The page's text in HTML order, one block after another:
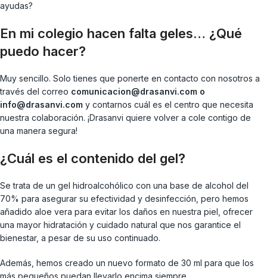
ayudas?
En mi colegio hacen falta geles… ¿Qué
puedo hacer?
Muy sencillo. Solo tienes que ponerte en contacto con nosotros a
través del correo comunicacion@drasanvi.com o
info@drasanvi.com y contarnos cuál es el centro que necesita
nuestra colaboración. ¡Drasanvi quiere volver a cole contigo de
una manera segura!
¿Cuál es el contenido del gel?
Se trata de un gel hidroalcohólico con una base de alcohol del
70% para asegurar su efectividad y desinfección, pero hemos
añadido aloe vera para evitar los daños en nuestra piel, ofrecer
una mayor hidratación y cuidado natural que nos garantice el
bienestar, a pesar de su uso continuado.
Además, hemos creado un nuevo formato de 30 ml para que los